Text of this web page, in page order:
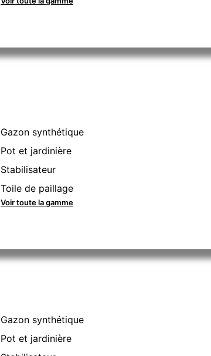
Gazon synthétique
Pot et jardinière
Stabilisateur
Toile de paillage
Voir toute la gamme
Gazon synthétique
Pot et jardinière